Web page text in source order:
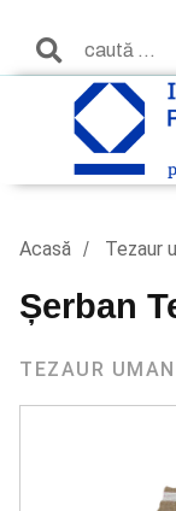
Acasă Tezaur
Șerban
TEZAUR